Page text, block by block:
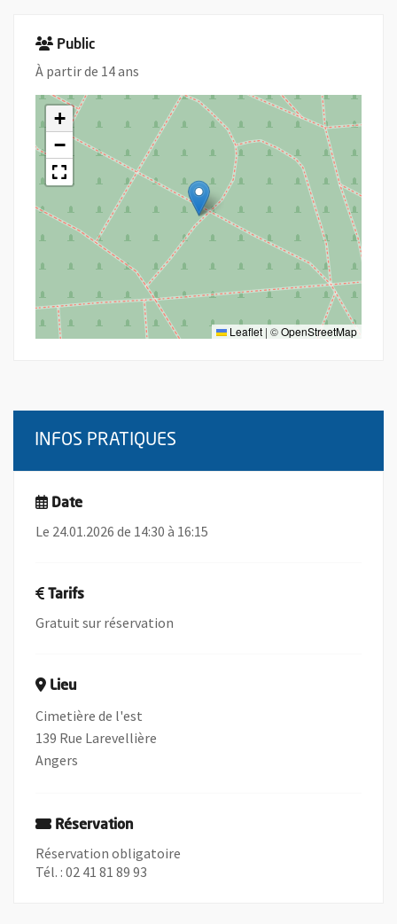
Public
À partir de 14 ans
+
−
Leaflet | ©OpenStreetMap
INFOS PRATIQUES
Date
Le 24.01.2026 de 14:30 à 16:15
Tarifs
Gratuit sur réservation
Lieu
Cimetière de l'est
139 Rue Larevellière
Angers
Réservation
Réservation obligatoire
Tél. : 02 41 81 89 93